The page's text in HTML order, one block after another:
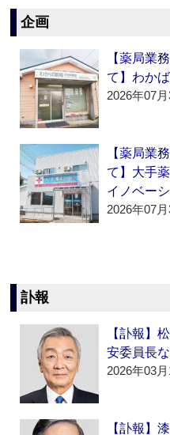
企画
【薬局業
て】わか
2026年07
【薬局業
て】大手
イノベーシ
2026年07
訃報
【訃報】
安委員長
2026年03
【訃報】